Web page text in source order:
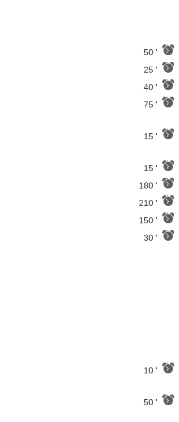
50 '
25 '
40 '
75 '
15 '
15 '
180 '
210 '
150 '
30 '
10 '
50 '